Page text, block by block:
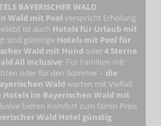
BAYERISCHER WALD
Wald mit Poolverspricht Erholung
ist auch Hotels für Urlaub mit
sind günstige Hotels mit Pool für
Wald mit Hund oder4 Sterne
All Inclusive: Für Familien mit
oder für den Sommer – die
Wald warten mit Vielfalt
Hotels im Bayerischen Wald mit
bieten Komfort zum fairen Preis
Wald Hotel günstig.